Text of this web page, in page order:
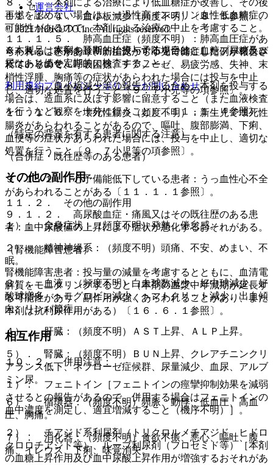
再燃を認めない場合は、一過性高インスリン血性低血糖症の
可能性があるので、本剤による治療の中止を考慮すること。
８．４． 本剤を長期的に投与する場合は、血糖、尿糖及び
尿ケトン値を定期的に検査すること。
８．５． 血小板減少等の報告があるため、本剤を投与する
場合は、造血系に及ぼす影響に留意すること（また血液検査
を行うなど観察を十分に行うこと）〔１１．１．４参照〕。
（特定の背景を有する患者に関する注意）
（合併症・既往歴等のある患者）
９．１．１． 心予備能低下している患者：うっ血性心不全
があらわれることがある〔１１．１．１参照〕。
９．１．２． 高尿酸血症・痛風又はその既往歴のある患
者：血中尿酸値の上昇により症状が悪化するおそれがある。
（腎機能障害患者）
腎機能障害患者：投与量の減量を考慮するとともに、血清電
解質をモニタリングすること（本剤の血漿中半減期が延長す
る可能性があり、副作用が強くあらわれることがあり、また
本剤は抗利尿作用がある）〔１６．６．１参照〕。
相互作用
１０．２． 併用注意：
１）． フェニトイン［フェニトインの痙攣抑制効果を減弱
させるとの報告があるので、併用する場合はフェニトインの
血中濃度を測定し、適宜増減すること（機序不明）］。
２）． チアジド系利尿剤（トリクロルメチアジド、ヒドロ
クロロチアジド等）、ループ利尿剤（フロセミド等）［本剤
の血糖上昇作用及び血中尿酸上昇作用が増強するおそれがあ
１１．１．４． 血小板減少（頻度不明）〔８．５参照〕。
１１．１．５． 肺高血圧症（頻度不明）：肺高血圧症があ
らわれることがあり、新生児から小児で発症した例が報告さ
れているので、呼吸困難、チアノーゼ、易疲労感、失神、末
梢性浮腫、胸痛等の症状があらわれた場合には投与を中止
し、適切な処置を行うこと〔９．７小児等の項参照〕。
１１．１．６． 壊死性腸炎（頻度不明）：新生児で壊死性
腸炎があらわれることがあるので、嘔吐、腹部膨満、下痢、
血便等の症状があらわれた場合には、投与を中止し、適切な
処置を行うこと〔９．７小児等の項参照〕。
その他の副作用
１１．２． その他の副作用
１）． 全身症状：（頻度不明）発熱、倦怠感。
２）． 精神神経系：（頻度不明）頭痛、不安、めまい、不
眠。
３）． 血液：（頻度不明）白血球数減少、好中球減少、好
酸球増多、ヘモグロビン減少、ヘマトクリット減少、出血傾
向、リンパ節症。
４）． 肝臓：（頻度不明）ＡＳＴ上昇、ＡＬＰ上昇。
５）． 腎臓：（頻度不明）ＢＵＮ上昇、クレアチニンクリ
アランス低下、ネフローゼ症候群、尿量減少、血尿、アルブ
ミン尿。
６）． 循環器：（頻度不明）頻脈、動悸、低血圧、高血
圧、胸痛。
７）． 消化器：（頻度不明）食欲不振、悪心、嘔吐、腹
痛、イレウス、下痢、味覚消失。
運営会社
© 2021 HOKUTO Inc. All rights reserved.
※本製品は疾病の診断・治療・予防を目的としたプログラム
ではありません。
利用規約プライバシーポリシーお問い合わせ